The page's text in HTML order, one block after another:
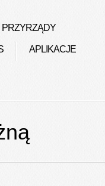
PRZYRZĄDY
APLIKACJE